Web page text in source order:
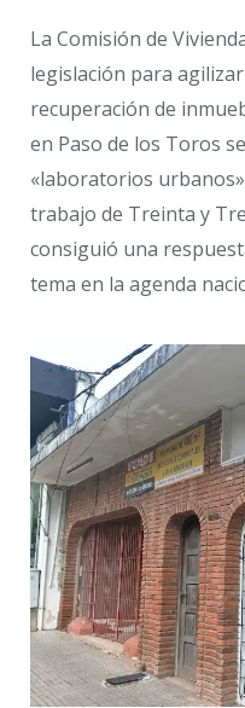
La Comisión de
legislación para
recuperación de
en Paso de los Toros
«laboratorios
trabajo de Treinta y
consiguió una
tema en la agenda